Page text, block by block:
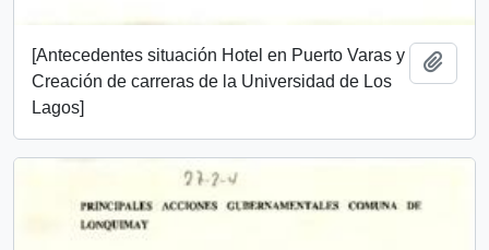
[Antecedentes situación Hotel en Puerto Varas y
Creación de carreras de la Universidad de Los
Lagos]